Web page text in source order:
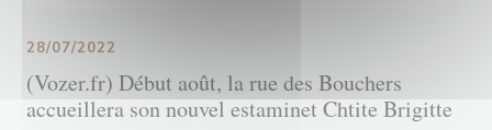
(Vozer.fr) Début août, la rue des Bouchers
accueillera son nouvel estaminet Chtite Brigitte
28/07/2022